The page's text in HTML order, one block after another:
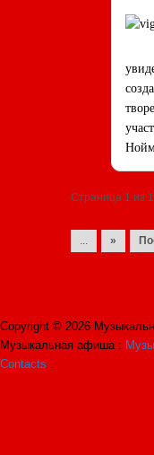
Navigation
Страница 1 из
...
»
Copyright © 2026
Музыкальная афиша :
Contacts .